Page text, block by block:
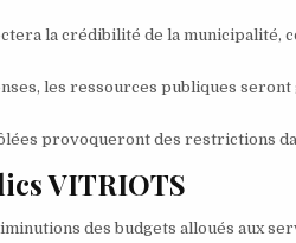
la crédibilité de la municipalité,
les ressources publiques
provoqueront des restrictions
VITRIOTS
des budgets alloués aux